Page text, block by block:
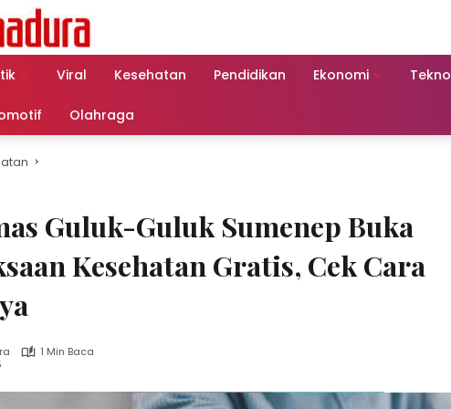
Viral Kesehatan Pendidikan Ekonomi Tekno
Olahraga
Guluk-Guluk Sumenep Buka
Kesehatan Gratis, Cek Cara
1 Min Baca